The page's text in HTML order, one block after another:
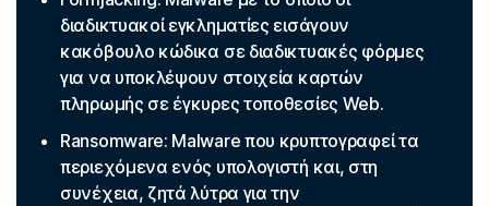
διαδικτυακοί εγκληματίες εισάγουν
κακόβουλο κώδικα σε διαδικτυακές φόρμες
για να υποκλέψουν στοιχεία καρτών
πληρωμής σε έγκυρες τοποθεσίες Web.
Ransomware: Malware που κρυπτογραφεί τα
περιεχόμενα ενός υπολογιστή και, στη
συνέχεια, ζητά λύτρα για την